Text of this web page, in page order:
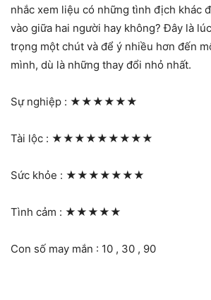
nhắc xem liệu có những tình địch khác
vào giữa hai người hay không? Đây là
trọng một chút và để ý nhiều hơn đến
mình, dù là những thay đổi nhỏ nhất.
Sự nghiệp : ★★★★★★
Tài lộc : ★★★★★★★★★
Sức khỏe : ★★★★★★★
Tình cảm : ★★★★★
Con số may mắn : 10 , 30 , 90